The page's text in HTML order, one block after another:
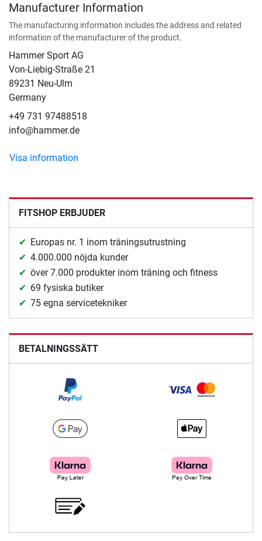
Manufacturer Information
The manufacturing information includes the address and related
information of the manufacturer of the product.
Hammer Sport AG
Von-Liebig-Straße 21
89231 Neu-Ulm
Germany
+49 731 97488518
info@hammer.de
Visa information
FITSHOP ERBJUDER
Europas nr. 1 inom träningsutrustning
4.000.000 nöjda kunder
över 7.000 produkter inom träning och fitness
69 fysiska butiker
75 egna servicetekniker
BETALNINGSSÄTT